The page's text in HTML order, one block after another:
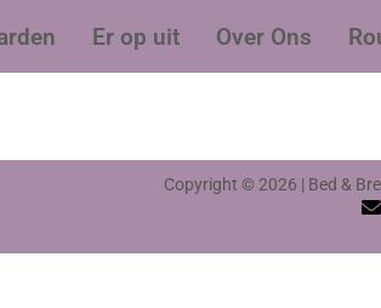
Er op uit Over Ons
Copyright © 2026 | Bed &